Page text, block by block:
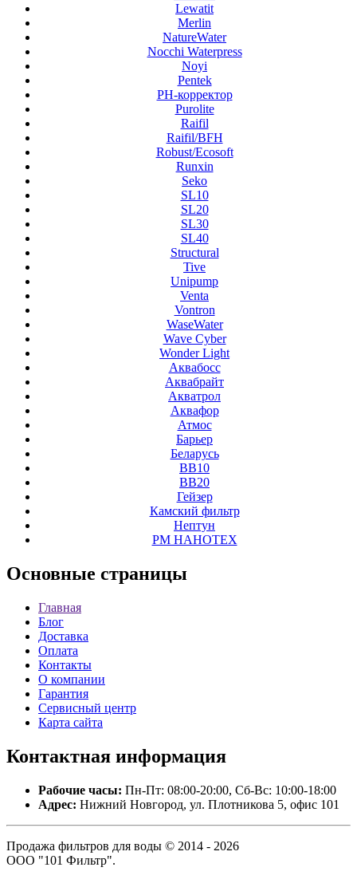
Lewatit
Merlin
NatureWater
Nocchi Waterpress
Noyi
Pentek
PH-корректор
Purolite
Raifil
Raifil/BFH
Robust/Ecosoft
Runxin
Seko
SL10
SL20
SL30
SL40
Structural
Tive
Unipump
Venta
Vontron
WaseWater
Wave Cyber
Wonder Light
Аквабосс
Аквабрайт
Акватрол
Аквафор
Атмос
Барьер
Беларусь
ВВ10
ВВ20
Гейзер
Камский фильтр
Нептун
РМ НАНОТЕХ
Основные страницы
Главная
Блог
Доставка
Оплата
Контакты
О компании
Гарантия
Сервисный центр
Карта сайта
Контактная информация
Рабочие часы: Пн-Пт: 08:00-20:00, Сб-Вс: 10:00-18:00
Адрес: Нижний Новгород, ул. Плотникова 5, офис 101
Продажа фильтров для воды © 2014 - 2026
ООО "101 Фильтр".